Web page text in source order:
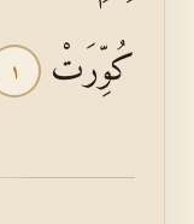
كُوِّرَتْ ١